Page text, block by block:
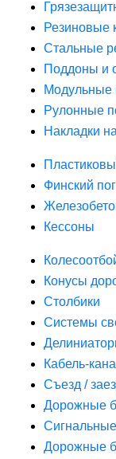
Резиновые
Стальные
Поддоны и
Модульные
Рулонные
Накладки
Финский
Кессоны
Конусы
Столбики
Системы
Кабель-
Съезд /
Дорожные
Дорожные